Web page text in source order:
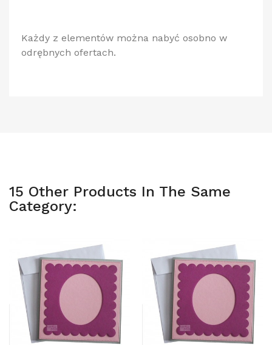
Każdy z elementów można nabyć osobno w
odrębnych ofertach.
15 Other Products In The Same
Category: